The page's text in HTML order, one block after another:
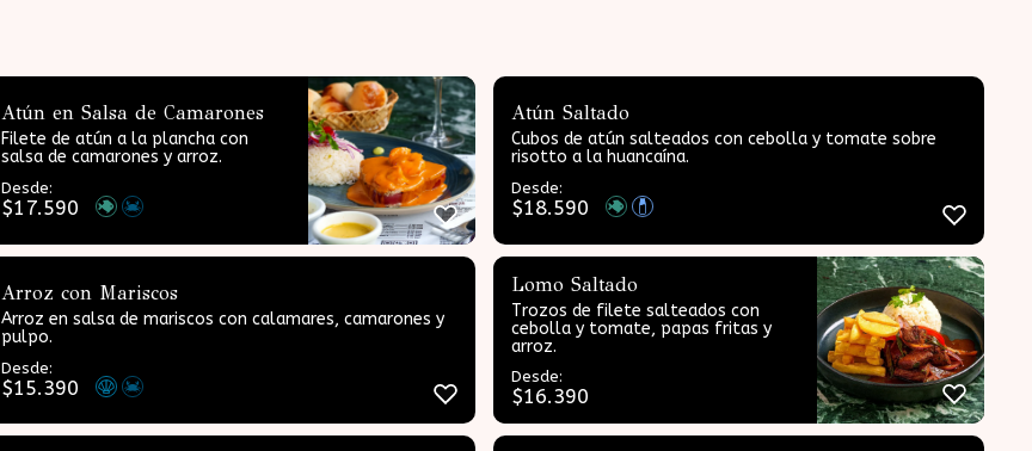
Atún en Salsa de Camarones
Filete de atún a la plancha con
salsa de camarones y arroz.
Desde:
$17.590
Atún Saltado
Cubos de atún salteados con cebolla y tomate sobre
risotto a la huancaína.
Desde:
$18.590
Arroz con Mariscos
Arroz en salsa de mariscos con calamares, camarones y
pulpo.
Desde:
$15.390
Lomo Saltado
Trozos de filete salteados con
cebolla y tomate, papas fritas y
arroz.
Desde:
$16.390